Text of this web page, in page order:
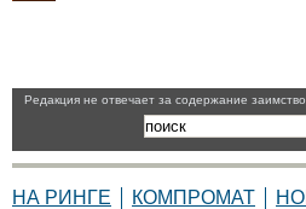
Pедакция не отвечает за содержание
НА РИНГЕ КОМПРОМАТ